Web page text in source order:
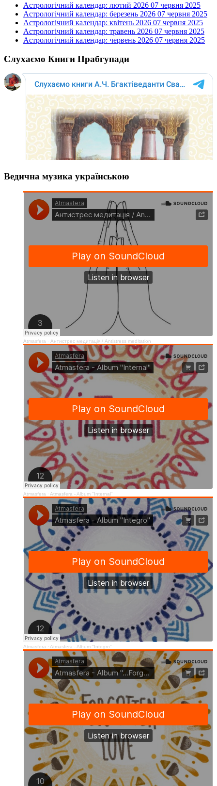
Астрологічний календар: лютий 2026 07 червня 2025
Астрологічний календар: березень 2026 07 червня 2025
Астрологічний календар: квітень 2026 07 червня 2025
Астрологічний календар: травень 2026 07 червня 2025
Астрологічний календар: червень 2026 07 червня 2025
Слухаємо Книги Прабгупади
Ведична музика українською
Atmasfera · Антистрес медитація / Аntistress meditation
Atmasfera · Atmasfera - Album "Internal"
Atmasfera · Atmasfera - Album "Integro"